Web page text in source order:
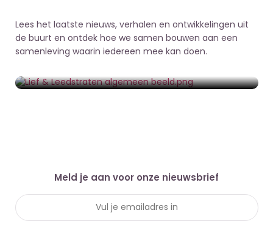
Lees het laatste nieuws, verhalen en ontwikkelingen uit
de buurt en ontdek hoe we samen bouwen aan een
samenleving waarin iedereen mee kan doen.
2 juli 2026
Straat wordt sterker van burenhulp
Meld je aan voor onze nieuwsbrief